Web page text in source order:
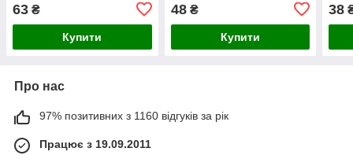
63 ₴
Купити
48₴
Купити
38
Про нас
97% позитивних з 1160 відгуків за рік
Працює з 19.09.2011